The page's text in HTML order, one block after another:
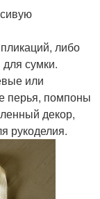
либо
для сумки.
или
перья, помпоны
декор,
рукоделия.